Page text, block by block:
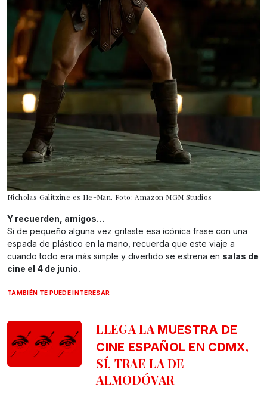
Nicholas Galitzine es He-Man. Foto: Amazon MGM Studios
Y recuerden, amigos…
Si de pequeño alguna vez gritaste esa icónica frase con una
espada de plástico en la mano, recuerda que este viaje a
cuando todo era más simple y divertido se estrena en salas de
cine el 4 de junio.
TAMBIÉN TE PUEDE INTERESAR
LLEGA LA MUESTRA DE
CINE ESPAÑOL EN CDMX,
SÍ, TRAE LA DE
ALMODÓVAR